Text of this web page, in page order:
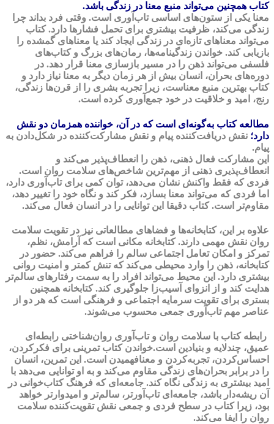
کتاب همچنین می‌تواند منبع معنا در زندگی باشد.
معنا یکی از ستون‌های اساسی تاب‌آوری است. وقتی فرد بداند چرا
زندگی می‌کند، ظرفیت بیشتری برای تحمل فشارها دارد. کتاب
می‌تواند معناهای تازه‌ای در زندگی ایجاد کند یا معناهای گمشده را
بازیابی کند. خواندن زندگینامه‌ها، رمان‌های بزرگ و کتاب‌های
فلسفی می‌تواند ذهن را در مسیر بازسازی معنا قرار دهد. در
دوره‌های بحران، انسان بیش از هر زمان دیگر به معنا نیاز دارد و
کتاب بهترین منبع معناست، زیرا تجربه بشری را از قرن‌ها زندگی،
رنج، امید و خلاقیت در خود جمع‌آوری کرده است.
مطالعه کتاب به‌گونه‌ای است که در آن، خواننده همزمان دو نقش
دارد؛ نقش دریافت‌کننده پیام و نقش مشارکت‌کننده در شکل‌دادن به
پیام.
این مشارکت فعال ذهنی، ذهن را انعطاف‌پذیر می‌کند و
انعطاف‌پذیری ذهنی از مهم‌ترین شاخص‌های سلامت روان است.
فردی که فقط واکنش نشان می‌دهد، توان کمی برای تاب‌آوری دارد،
اما فردی که می‌تواند معنا بسازد، فکر کند و نگاه خود را تغییر دهد،
مقاوم‌تر است. کتاب دقیقا این توانایی را در انسان فعال می‌کند.
علاوه بر این، کتابخانه‌ها و فضاهای مطالعاتی نیز در تقویت سلامت
روان نقش مهمی دارند. کتابخانه مکانی است که آرامش، نظم،
تمرکز و امکان تعامل اجتماعی سالم را فراهم می‌کند. حضور در
کتابخانه، ذهن را وارد محیطی می‌کند که تنش کمتر و امنیت روانی
بیشتری دارد. این محیط می‌تواند افراد را به سمت رفتارهای سالم‌تر
هدایت کند و از انزوای آسیب‌زا جلوگیری کند. کتابخانه همچنین
بستری برای تقویت سرمایه اجتماعی و فرهنگی است که هر دو از
عناصر مهم تاب‌آوری جمعی محسوب می‌شوند.
رابطه کتاب با سلامت روان و تاب‌آوری روان‌شناختی رابطه‌ای
عمیق، چندلایه و بنیادین است.خواندن کتاب تمرینی برای فکرکردن،
احساس‌کردن، تجربه‌کردن و معنا‌فهمیدن است. این تمرین، انسان
را در برابر بحران‌های زندگی مقاوم می‌کند و به او توانایی می‌دهد با
امید بیشتری به زندگی نگاه کند. جامعه‌ای که فرهنگ کتاب‌خوانی در
آن ریشه‌دار باشد، جامعه‌ای تاب‌آورتر، سالم‌تر و امیدوارتر خواهد
بود، زیرا کتاب در سطح فردی و جمعی نقش تقویت‌کننده سلامت
روان را ایفا می‌کند.